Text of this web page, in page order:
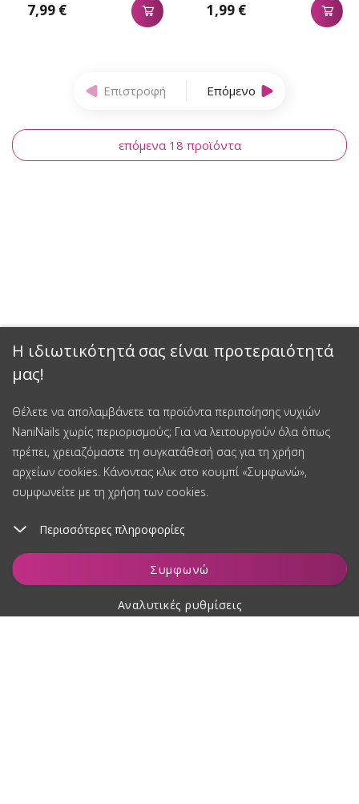
Η ιδιωτικότητά σας είναι προτεραιότητά
μας!
Θέλετε να απολαμβάνετε τα προϊόντα περιποίησης νυχιών
NaniNails χωρίς περιορισμούς; Για να λειτουργούν όλα όπως
πρέπει, χρειαζόμαστε τη συγκατάθεσή σας για τη χρήση
αρχείων cookies. Κάνοντας κλικ στο κουμπί «Συμφωνώ»,
συμφωνείτε με τη χρήση των cookies.
Περισσότερες πληροφορίες
Συμφωνώ
Αναλυτικές ρυθμίσεις
7,99 € 1,99 €
Επιστροφή Επόμενο
επόμενα 18 προϊόντα